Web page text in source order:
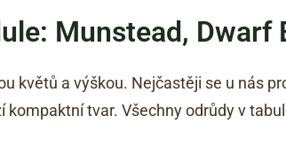
Munstead, Dwarf
květů a výškou. Nejčastěji se u nás
kompaktní tvar. Všechny odrůdy v